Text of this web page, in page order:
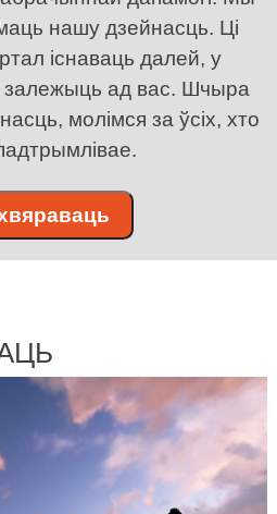
нашу дзейнасць. Ці
існаваць далей, у
залежыць ад вас. Шчыра
молімся за ўсіх, хто